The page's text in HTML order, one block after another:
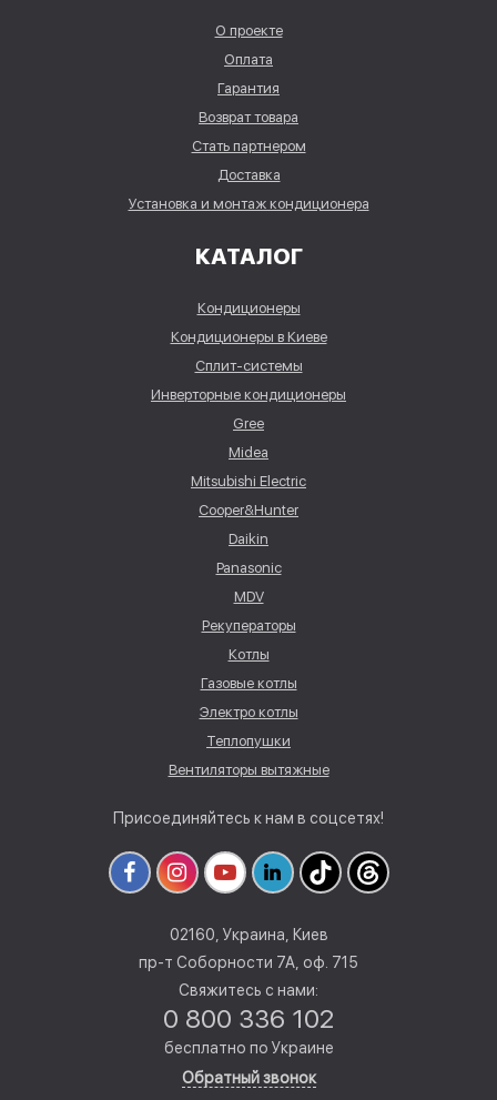
О проекте
Оплата
Гарантия
Возврат товара
Стать партнером
Доставка
Установка и монтаж кондиционера
КАТАЛОГ
Кондиционеры
Кондиционеры в Киеве
Сплит-системы
Инверторные кондиционеры
Gree
Midea
Mitsubishi Electric
Cooper&Hunter
Daikin
Panasonic
MDV
Рекуператоры
Котлы
Газовые котлы
Электро котлы
Теплопушки
Вентиляторы вытяжные
Присоединяйтесь к нам в соцсетях!
02160, Украина, Киев
пр-т Соборности 7А, оф. 715
Свяжитесь с нами:
0 800 336 102
бесплатно по Украине
Обратный звонок